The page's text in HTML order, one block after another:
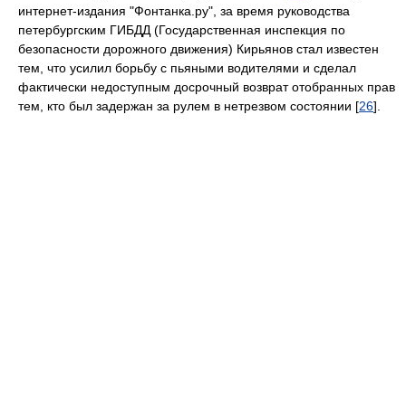
интернет-издания "Фонтанка.ру", за время руководства
петербургским ГИБДД (Государственная инспекция по
безопасности дорожного движения) Кирьянов стал известен
тем, что усилил борьбу с пьяными водителями и сделал
фактически недоступным досрочный возврат отобранных прав
тем, кто был задержан за рулем в нетрезвом состоянии [26].